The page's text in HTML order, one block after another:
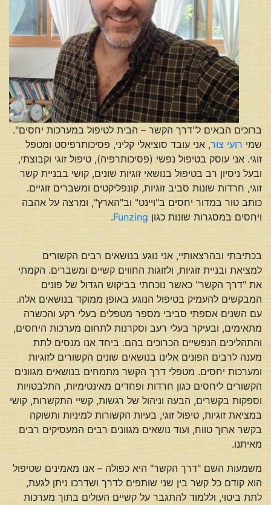
ברוכים הבאים ל"דרך הקשר – הבית לטיפול במערכות יחסים".
שמי רועי צור, אני עובד סוציאלי קליני, פסיכותרפיסט ומטפל
זוגי. אני עוסק בטיפול נפשי (פסיכותרפיה), טיפול זוגי וקבוצתי,
ובעל ניסיון רב בטיפול בנושאי זוגיות שונים, קושי בבניית קשר
זוגי, חרדות שונות סביב זוגיות, קונפליקטים ומשברים זוגיים.
כותב טור במדור יחסים ב"ויינט" וב"הארץ", ומרצה על אהבה
ויחסים במסגרות שונות כגון Funzing
.
בכתיבתי ובהרצאותיי, אני נוגע בנושאים רבים הקשורים
למציאת ובניית זוגיות, ולזוגות החווים קשיים ומשברים. הקמתי
את "דרך הקשר" כאשר נוכחתי בביקוש הגדול של פונים
המבקשים להעמיק בטיפול הנוגע באופן ממוקד בנושאים אלה.
עם השנים אספתי סביבי מספר מטפלים בעלי רקע והכשרה
מתאימים, ובעיקר בעלי רעב וסקרנות לתחום מערכות היחסים,
והתהליכים הנפשיים הכרוכים בהם. ביחד אנו מנסים לתת
מענה לרבים הפונים אלינו בנושאים שונים הקשורים לזוגיות
ומערכות יחסים. מטפלי דרך הקשר מתמחים בנושאים מגוונים
הקשורים ליחסים כגון חרדות ופחדים מאינטימיות, התלבטויות
וספקות בקשרים, הבעה וניהול של רגשות, קשיי התקשרות, קושי
במציאת זוגיות, טיפול זוגי, בעיות הקשורות למיניות ותשוקה
בקשר ארוך טווח, ועוד נושאים מגוונים רבים המעסיקים רבים
מאיתנו.
משמעות השם "דרך הקשר" היא כפולה – אנו מאמינים שטיפול
הוא קודם כל קשר בין שני שותפים לדרך ושדרכו ניתן לגעת,
לתת ביטוי, וללמוד להתגבר על קשיים העולים בתוך מערכות